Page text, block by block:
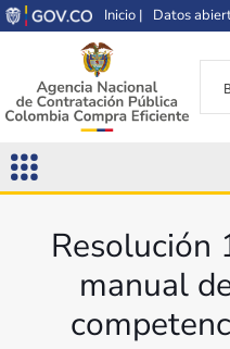
Inicio | Datos
Resolución
manual